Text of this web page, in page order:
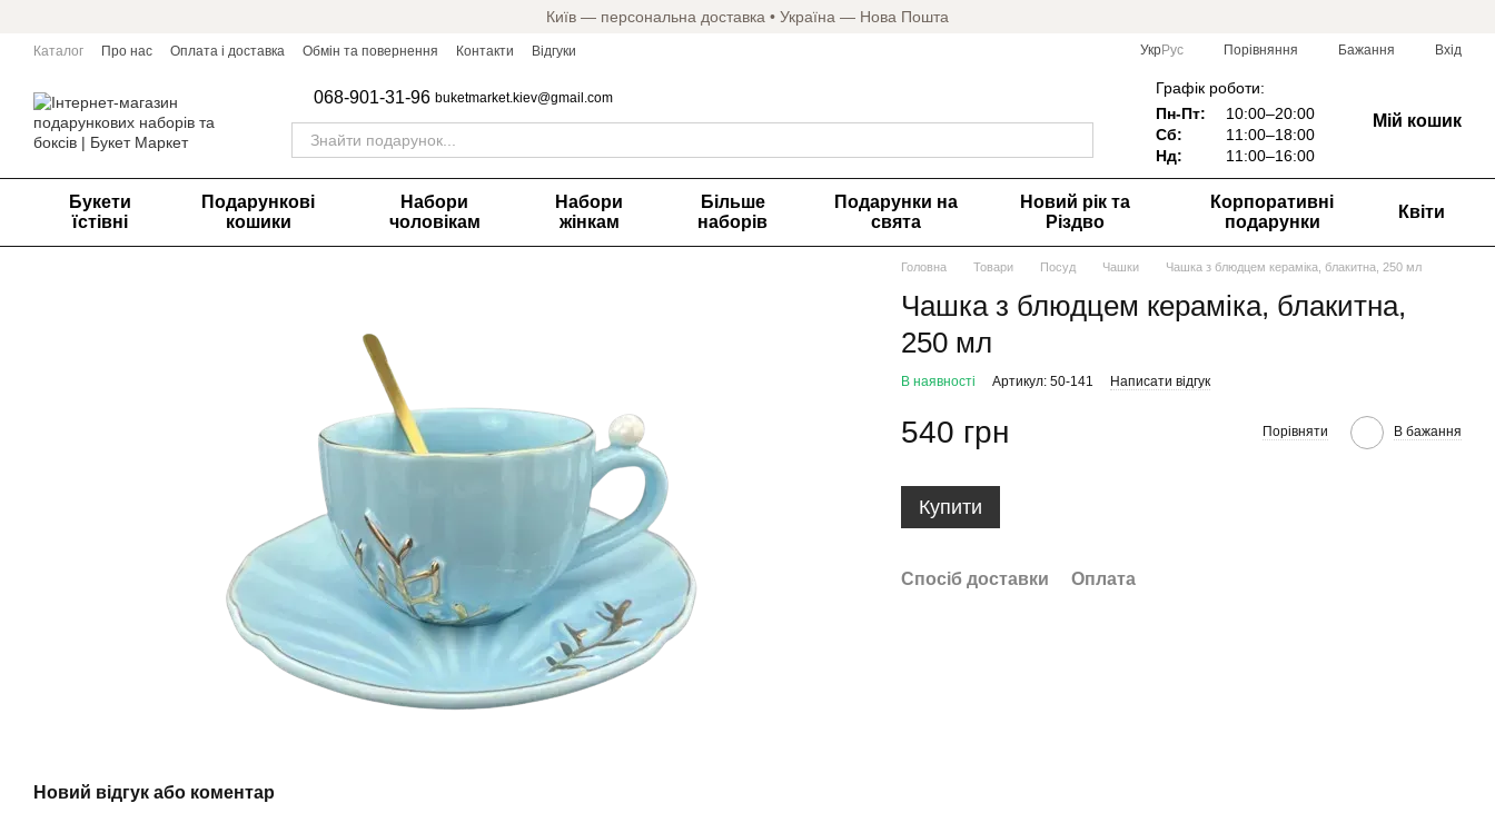
Київ — персональна доставка • Україна — Нова Пошта
Каталог Про нас Оплата і доставка Обмін та повернення Контакти Відгуки УкрРус Порівняння Бажання Вхід
068-901-31-96 buketmarket.kiev@gmail.com
Графік роботи:
Пн-Пт:
10:00–20:00
Сб:
11:00–18:00
Нд:
1 1:00–16:00
Мій кошик
Букети
їстівні
Подарункові
кошики
Набори
чоловікам
Набори
жінкам
Більше
наборів
Подарунки на
свята
Новий рік та
Різдво
Корпоративні
подарунки
Квіти
Головна Товари Посуд Чашки Чашка з блюдцем кераміка, блакитна, 250 мл
Чашка з блюдцем кераміка, блакитна,
250 мл
В наявності Артикул: 50-141 Написати відгук
540 грн Порівняти В бажання
Купити
Спосіб доставки Оплата
Новий відгук або коментар